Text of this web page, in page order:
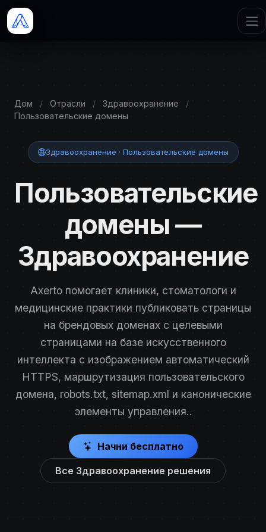
Дом / Отрасли / Здравоохранение
/
Пользовательские домены
Здравоохранение · Пользовательские домены
Пользовательские
домены —
Здравоохранение
Axerto помогает клиники, стоматологи и
медицинские практики публиковать страницы
на брендовых доменах с целевыми
страницами на базе искусственного
интеллекта с изображением автоматический
HTTPS, маршрутизация пользовательского
домена, robots.txt, sitemap.xml и канонические
элементы управления..
Начни бесплатно
Все Здравоохранение решения